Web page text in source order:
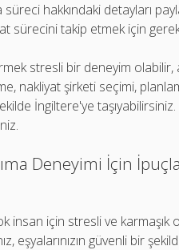
hakkındaki detayları
sürecini takip etmek için
stresli bir deneyim
nakliyat şirketi seçimi,
İngiltere'ye
Deneyimi İçin
insan için stresli ve
eşyalarınızın güvenli bir